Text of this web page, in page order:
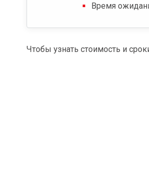
Время
Чтобы узнать стоимость и